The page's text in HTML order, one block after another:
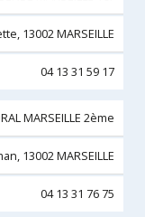
13002 MARSEILLE
04 13 31 59 17
MARSEILLE 2ème
13002 MARSEILLE
04 13 31 76 75